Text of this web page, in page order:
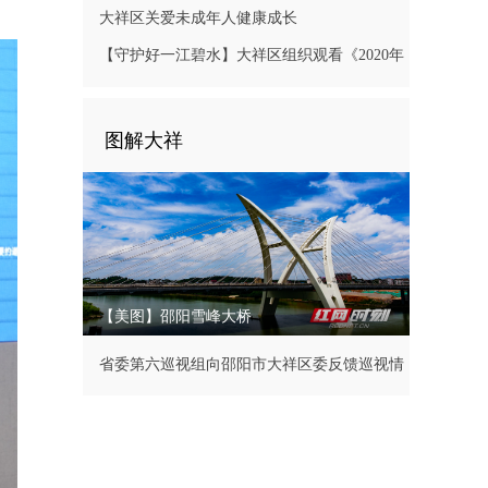
大祥区关爱未成年人健康成长
【守护好一江碧水】大祥区组织观看《2020年
图解大祥
【美图】邵阳雪峰大桥
省委第六巡视组向邵阳市大祥区委反馈巡视情